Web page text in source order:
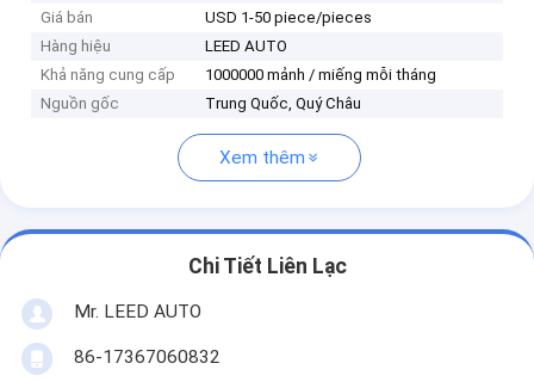
Giá bán
USD 1-50 piece/pieces
Hàng hiệu
LEED AUTO
Khả năng cung cấp
1000000 mảnh / miếng mỗi tháng
Nguồn gốc
Trung Quốc, Quý Châu
Xem thêm
Chi Tiết Liên Lạc
Mr. LEED AUTO
86-17367060832